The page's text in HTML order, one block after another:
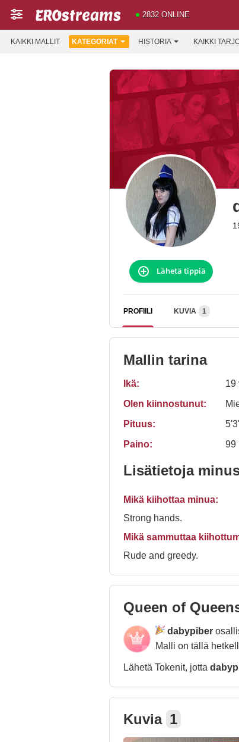
2832 ONLINE
KAIKKI MALLIT KATEGORIAT HISTORIA KAIKKI
Lähetä tippiä
PROFIILI KUVIA 1
Mallin tarina
Ikä:
19
Olen kiinnostunut:
Pituus:
Paino:
99
Lisätietoja
Mikä kiihottaa minua:
Strong hands.
Mikä sammuttaa
Rude and greedy.
Queen of
dabypiber
Malli on tällä
Lähetä Tokenit, jotta
Kuvia 1